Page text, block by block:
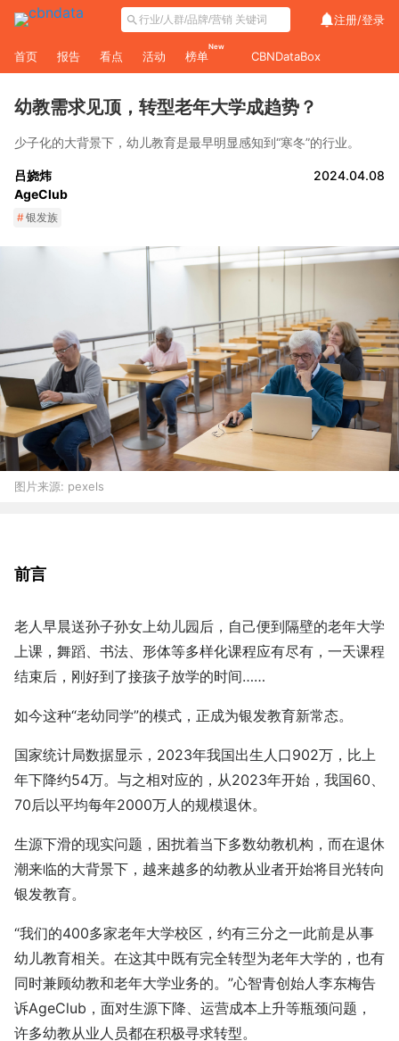
注册/登录
首页 报告 看点 活动 榜单
New
CBNDataBox
幼教需求见顶，转型老年大学成趋势？
少子化的大背景下，幼儿教育是最早明显感知到“寒冬”的行业。
吕娆炜
AgeClub
2024.04.08
#银发族
图片来源: pexels
前言
老人早晨送孙子孙女上幼儿园后，自己便到隔壁的老年大学
上课，舞蹈、书法、形体等多样化课程应有尽有，一天课程
结束后，刚好到了接孩子放学的时间……
如今这种“老幼同学”的模式，正成为银发教育新常态。
国家统计局数据显示，2023年我国出生人口902万，比上
年下降约54万。与之相对应的，从2023年开始，我国60、
70后以平均每年2000万人的规模退休。
生源下滑的现实问题，困扰着当下多数幼教机构，而在退休
潮来临的大背景下，越来越多的幼教从业者开始将目光转向
银发教育。
“我们的400多家老年大学校区，约有三分之一此前是从事
幼儿教育相关。在这其中既有完全转型为老年大学的，也有
同时兼顾幼教和老年大学业务的。”心智青创始人李东梅告
诉AgeClub，面对生源下降、运营成本上升等瓶颈问题，
许多幼教从业人员都在积极寻求转型。